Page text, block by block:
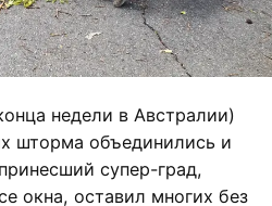
недели в Австралии)
шторма объединились и
супер-град,
окна, оставил многих без